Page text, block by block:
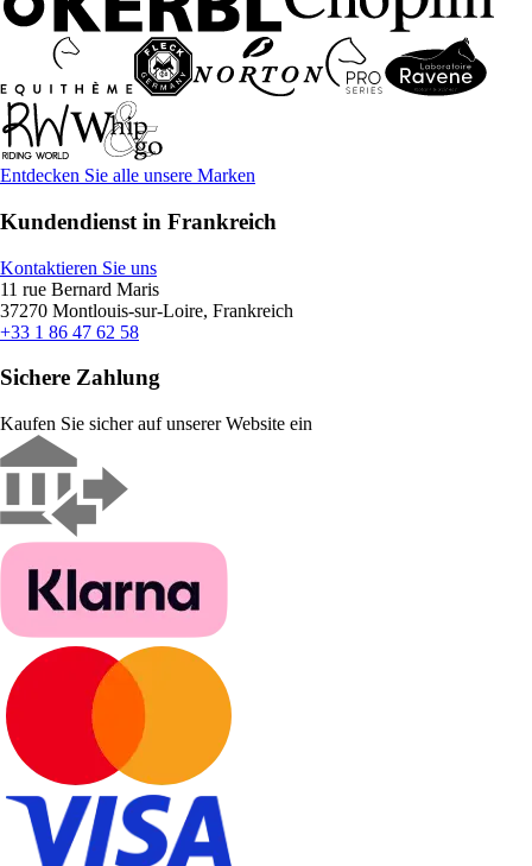
Entdecken Sie alle unsere Marken
Kundendienst in Frankreich
Kontaktieren Sie uns
11 rue Bernard Maris
37270 Montlouis-sur-Loire, Frankreich
+33 1 86 47 62 58
Sichere Zahlung
Kaufen Sie sicher auf unserer Website ein